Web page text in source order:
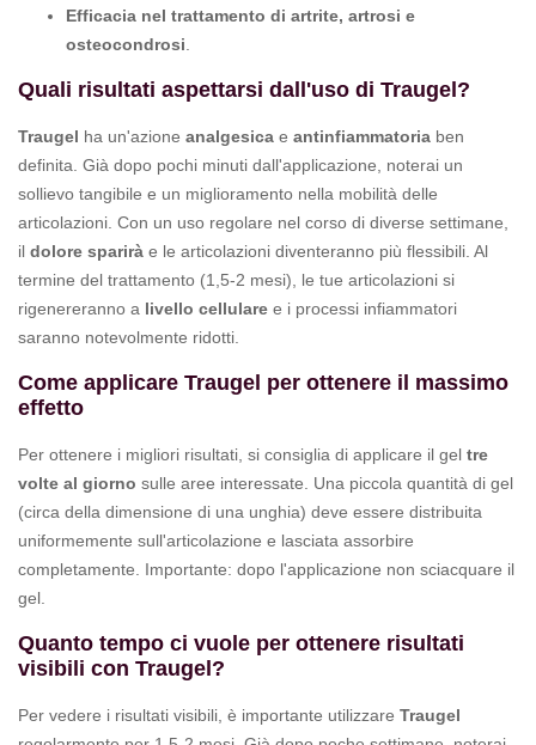
Efficacia nel trattamento di artrite, artrosi e
osteocondrosi.
Quali risultati aspettarsi dall'uso di Traugel?
Traugel ha un'azione analgesica e antinfiammatoria ben
definita. Già dopo pochi minuti dall'applicazione, noterai un
sollievo tangibile e un miglioramento nella mobilità delle
articolazioni. Con un uso regolare nel corso di diverse settimane,
il dolore sparirà e le articolazioni diventeranno più flessibili. Al
termine del trattamento (1,5-2 mesi), le tue articolazioni si
rigenereranno a livello cellulare e i processi infiammatori
saranno notevolmente ridotti.
Come applicare Traugel per ottenere il massimo
effetto
Per ottenere i migliori risultati, si consiglia di applicare il gel tre
volte al giorno sulle aree interessate. Una piccola quantità di gel
(circa della dimensione di una unghia) deve essere distribuita
uniformemente sull'articolazione e lasciata assorbire
completamente. Importante: dopo l'applicazione non sciacquare il
gel.
Quanto tempo ci vuole per ottenere risultati
visibili con Traugel?
Per vedere i risultati visibili, è importante utilizzare Traugel